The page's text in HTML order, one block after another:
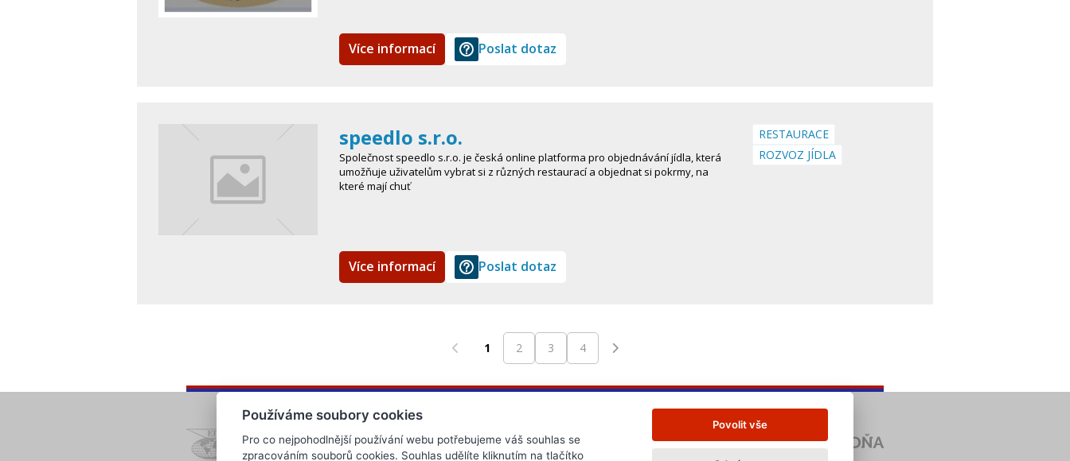
Více informací Poslat dotaz
speedlo s.r.o.
Společnost speedlo s.r.o. je česká online platforma pro objednávání jídla, která
umožňuje uživatelům vybrat si z různých restaurací a objednat si pokrmy, na
které mají chuť
RESTAURACE
ROZVOZ JÍDLA
Více informací Poslat dotaz
1 2 3 4
Používáme soubory cookies
Pro co nejpohodlnější používání webu potřebujeme váš souhlas se
zpracováním souborů cookies. Souhlas udělíte kliknutím na tlačítko
Povolit vše